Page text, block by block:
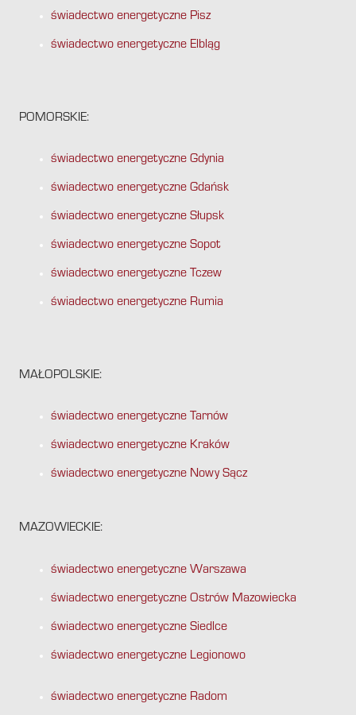
świadectwo energetyczne Pisz
świadectwo energetyczne Elbląg
POMORSKIE:
świadectwo energetyczne Gdynia
świadectwo energetyczne Gdańsk
świadectwo energetyczne Słupsk
świadectwo energetyczne Sopot
świadectwo energetyczne Tczew
świadectwo energetyczne Rumia
MAŁOPOLSKIE:
świadectwo energetyczne Tarnów
świadectwo energetyczne Kraków
świadectwo energetyczne Nowy Sącz
MAZOWIECKIE:
świadectwo energetyczne Warszawa
świadectwo energetyczne Ostrów Mazowiecka
świadectwo energetyczne Siedlce
świadectwo energetyczne Legionowo
świadectwo energetyczne Radom